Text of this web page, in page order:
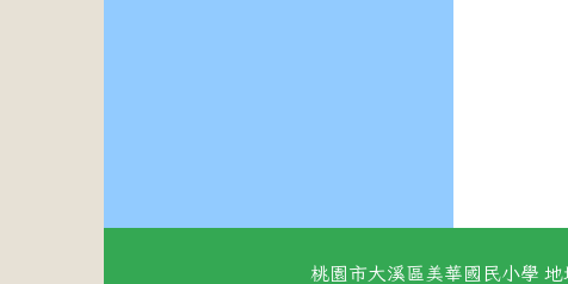
桃園市大溪區美華國民小學